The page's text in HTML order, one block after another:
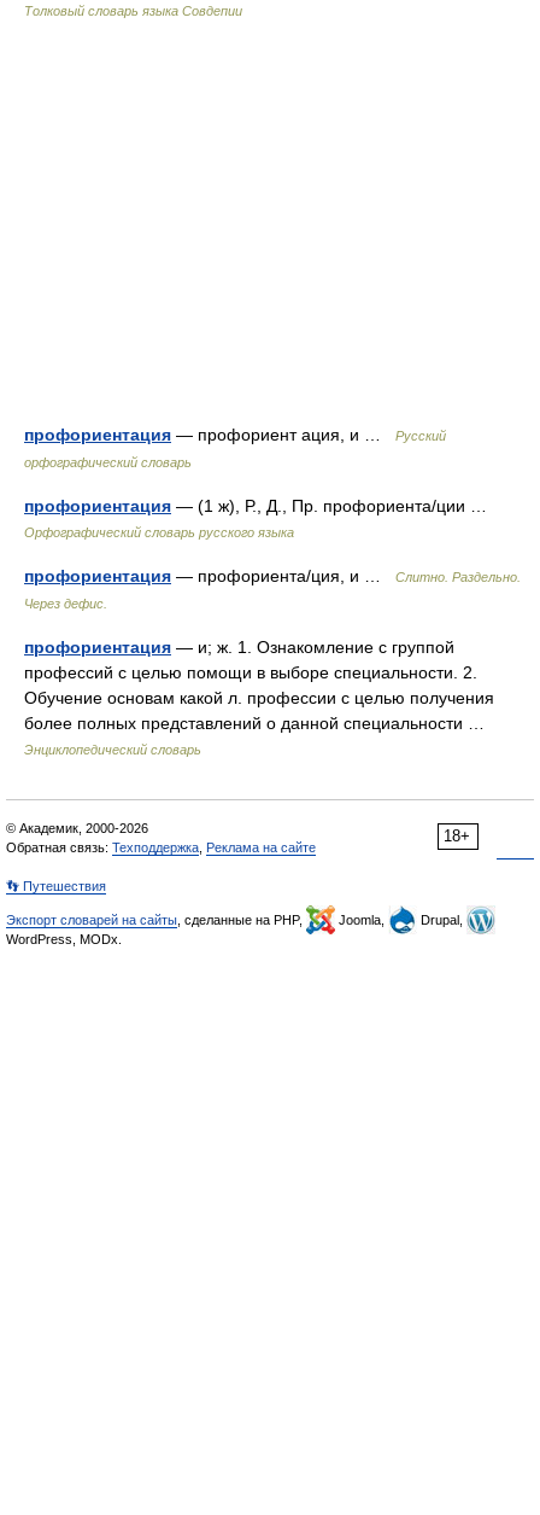
Толковый словарь языка Совдепии
профориентация — профориент ация, и …
Русский
орфографический словарь
профориентация — (1 ж), Р., Д., Пр. профориента/ции …
Орфографический словарь русского языка
профориентация — профориента/ция, и …
Слитно. Раздельно.
Через дефис.
профориентация — и; ж. 1. Ознакомление с группой
профессий с целью помощи в выборе специальности. 2.
Обучение основам какой л. профессии с целью получения
более полных представлений о данной специальности …
Энциклопедический словарь
18+
© Академик, 2000-2026
Обратная связь: Техподдержка Реклама на сайте
👣 Путешествия
Экспорт словарей на сайты , сделанные на PHP, Joomla,
Drupal,
WordPress, MODx.